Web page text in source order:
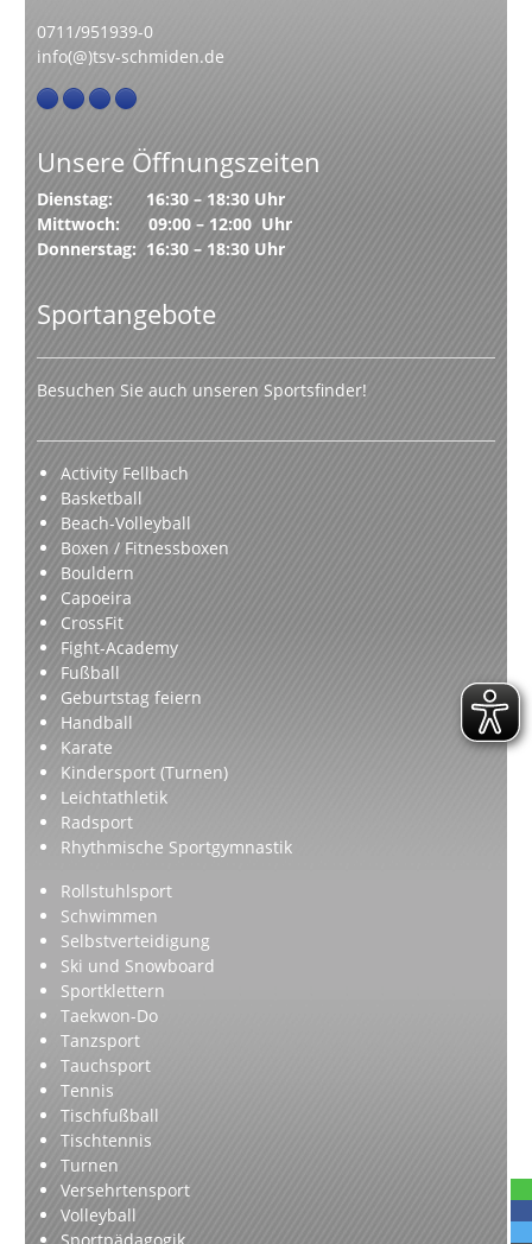
0711/951939-0
info(@)tsv-schmiden.de
Unsere Öffnungszeiten
Dienstag: 16:30 – 18:30 Uhr
Mittwoch: 09:00 – 12:00 Uhr
Donnerstag: 16:30 – 18:30 Uhr
Sportangebote
Besuchen Sie auch unseren Sportsfinder!
Activity Fellbach
Basketball
Beach-Volleyball
Boxen / Fitnessboxen
Bouldern
Capoeira
CrossFit
Fight-Academy
Fußball
Geburtstag feiern
Handball
Karate
Kindersport (Turnen)
Leichtathletik
Radsport
Rhythmische Sportgymnastik
Rollstuhlsport
Schwimmen
Selbstverteidigung
Ski und Snowboard
Sportklettern
Taekwon-Do
Tanzsport
Tauchsport
Tennis
Tischfußball
Tischtennis
Turnen
Versehrtensport
Volleyball